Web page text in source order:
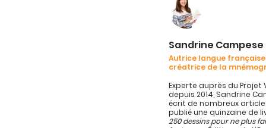
Sandrine Campese
Autrice langue
créatrice de la
Experte auprès du Projet
depuis 2014, Sandrine
écrit de nombreux
publié une quinzaine de
250 dessins pour ne plus